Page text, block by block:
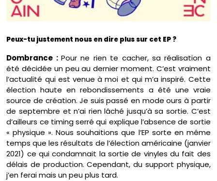
Peux-tu justement nous en dire plus sur cet EP ?
Dombrance :Pour ne rien te cacher, sa réalisation a
été décidée un peu au dernier moment. C’est vraiment
l’actualité qui est venue à moi et qui m’a inspiré. Cette
élection haute en rebondissements a été une vraie
source de création. Je suis passé en mode ours à partir
de septembre et n’ai rien lâché jusqu’à sa sortie. C’est
d’ailleurs ce timing serré qui explique l’absence de sortie
« physique ». Nous souhaitions que l’EP sorte en même
temps que les résultats de l’élection américaine (janvier
2021) ce qui condamnait la sortie de vinyles du fait des
délais de production. Cependant, du support physique,
j’en ferai mais un peu plus tard.